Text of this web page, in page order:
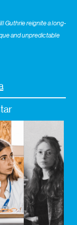
Guthrie reignite a long-
and unpredictable